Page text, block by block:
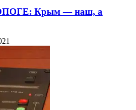
Крым — наш, а